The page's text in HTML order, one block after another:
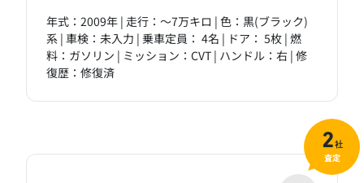
年式：2009年 | 走行：～7万キロ | 色：黒(ブラック)
系 | 車検：未入力 | 乗車定員： 4名 | ドア： 5枚 | 燃
料：ガソリン | ミッション：CVT | ハンドル：右 | 修
復歴：修復済
2社
査定